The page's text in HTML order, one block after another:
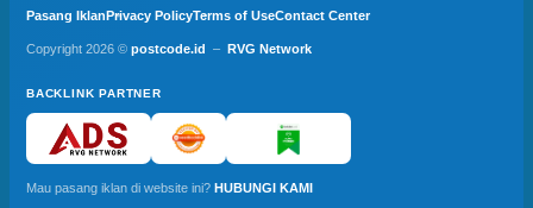
Pasang IklanPrivacy PolicyTerms of UseContact Center
Copyright 2026 © postcode.id – RVG Network
BACKLINK PARTNER
Mau pasang iklan di website ini? HUBUNGI KAMI